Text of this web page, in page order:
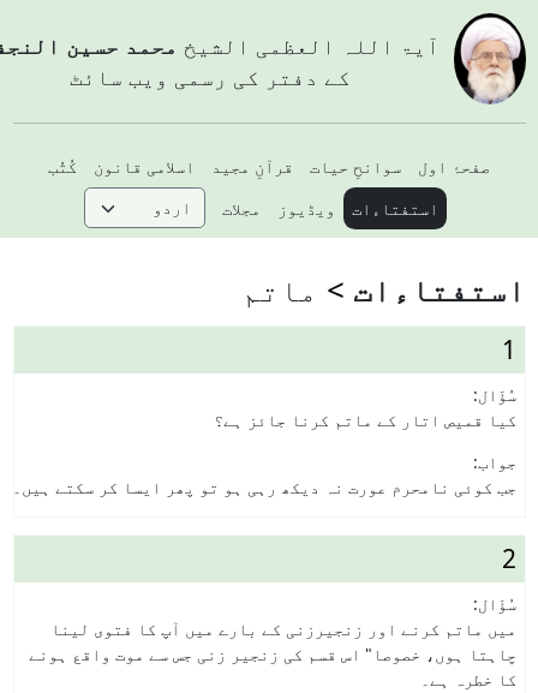
آيۃ اللہ العظمی الشيخمحمد حسین
کے دفتر کی رسمی ویب سائٹ
صفحۂ اول سوانحِ حیات قرآنِ مجید اسلامی قانون
کُتُب
استفتاءات
ویڈیوز مجلات
ماتم
سُؤَال:
کیا قمیص اتار کے ماتم کرنا جائز ہے؟
جواب:
جب کوئی نامحرم عورت نہ دیکھ رہی ہو تو پھر ایسا کر سکتے ہیں۔
سُؤَال:
میں ماتم کرنے اور زنجیرزنی کے بارے میں آپ کا فتوی لینا
چاہتا ہوں، خصوصا" اس قسم کی زنجیر زنی جس سے موت واقع ہونے
کا خطرہ ہے۔